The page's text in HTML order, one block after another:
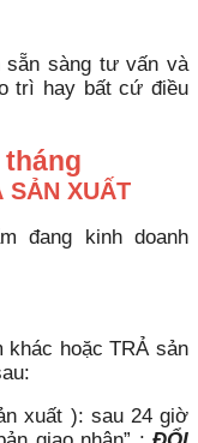
sẵn sàng tư vấn và
trì hay bất cứ điều
tháng
SẢN XUẤT
đang kinh doanh
khác hoặc TRẢ sản
xuất ): sau 24 giờ